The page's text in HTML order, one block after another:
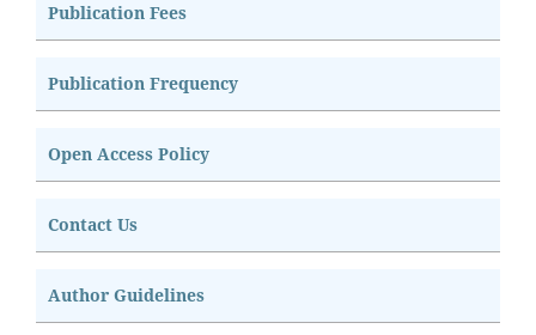
Publication Fees
Publication Frequency
Open Access Policy
Contact Us
Author Guidelines